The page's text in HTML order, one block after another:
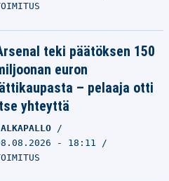
teki päätöksen 150
euron
– pelaaja otti
yhteyttä
- 18:11